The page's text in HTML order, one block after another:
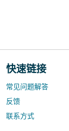
快速链接
常见问题解答
反馈
联系方式